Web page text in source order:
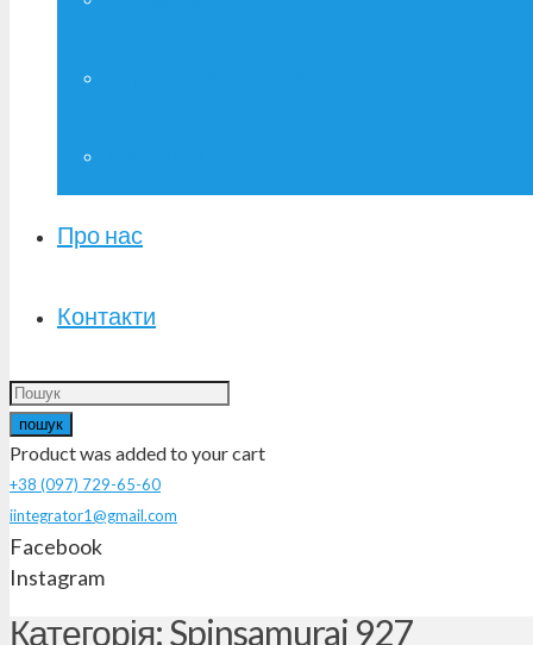
Про нас
Контакти
пошук
Productwas added to your cart
+38 (097) 729-65-60
iintegrator1@gmail.com
Facebook
Instagram
Категорія: Spinsamurai 927